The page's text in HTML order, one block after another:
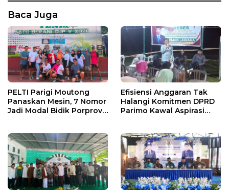
Baca Juga
PELTI Parigi Moutong
Panaskan Mesin, 7 Nomor
Jadi Modal Bidik Porprov
Efisiensi Anggaran Tak
Halangi Komitmen DPRD
Parimo Kawal Aspirasi